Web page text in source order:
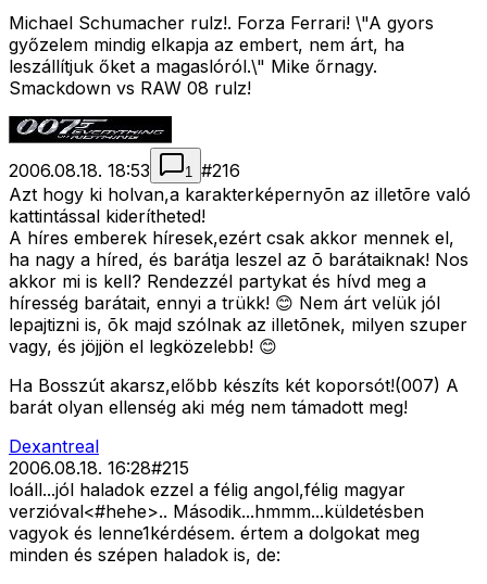
Michael Schumacher rulz!. Forza Ferrari! \"A gyors
győzelem mindig elkapja az embert, nem árt, ha
leszállítjuk őket a magaslóról.\" Mike őrnagy.
Smackdown vs RAW 08 rulz!
2006.08.18. 18:53 1 #216
Azt hogy ki holvan,a karakterképernyõn az illetõre való
kattintással kiderítheted!
A híres emberek híresek,ezért csak akkor mennek el,
ha nagy a híred, és barátja leszel az õ barátaiknak! Nos
akkor mi is kell? Rendezzél partykat és hívd meg a
híresség barátait, ennyi a trükk! 😊 Nem árt velük jól
lepajtizni is, õk majd szólnak az illetõnek, milyen szuper
vagy, és jöjjön el legközelebb! 😊
Ha Bosszút akarsz,előbb készíts két koporsót!(007) A
barát olyan ellenség aki még nem támadott meg!
Dexantreal
2006.08.18. 16:28#215
loáll...jól haladok ezzel a félig angol,félig magyar
verzióval<#hehe>.. Második...hmmm...küldetésben
vagyok és lenne1kérdésem. értem a dolgokat meg
minden és szépen haladok is, de: